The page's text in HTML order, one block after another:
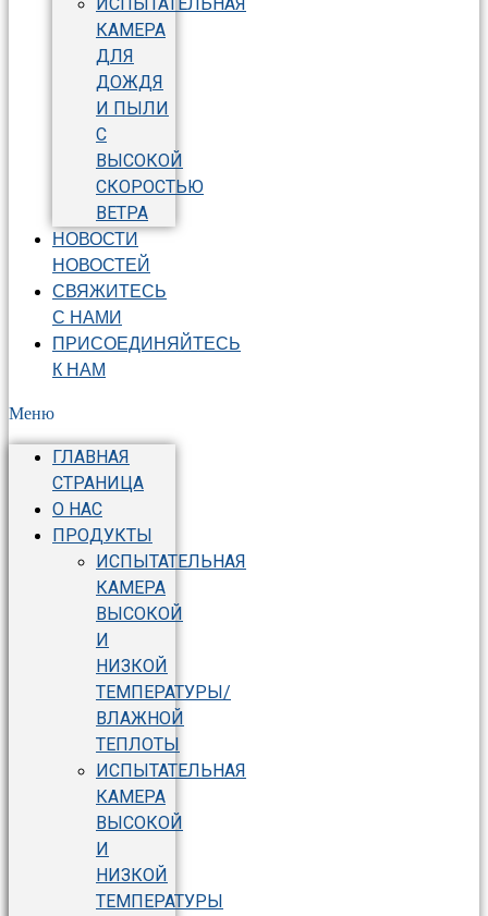
КАМЕРА
ДЛЯ
ДОЖДЯ
И ПЫЛИ
С
ВЫСОКОЙ
СКОРОСТЬЮ
ВЕТРА
НОВОСТИ
НОВОСТЕЙ
СВЯЖИТЕСЬ
С НАМИ
ПРИСОЕДИНЯЙТЕСЬ
К НАМ
Меню
ГЛАВНАЯ
СТРАНИЦА
О НАС
ПРОДУКТЫ
ИСПЫТАТЕЛЬНАЯ
КАМЕРА
ВЫСОКОЙ
И
НИЗКОЙ
ТЕМПЕРАТУРЫ/
ВЛАЖНОЙ
ТЕПЛОТЫ
ИСПЫТАТЕЛЬНАЯ
КАМЕРА
ВЫСОКОЙ
И
НИЗКОЙ
ТЕМПЕРАТУРЫ